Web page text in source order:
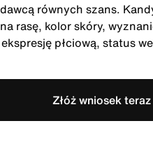
równych szans.
rasę, kolor skóry,
płciową, status
Złóż wniosek teraz